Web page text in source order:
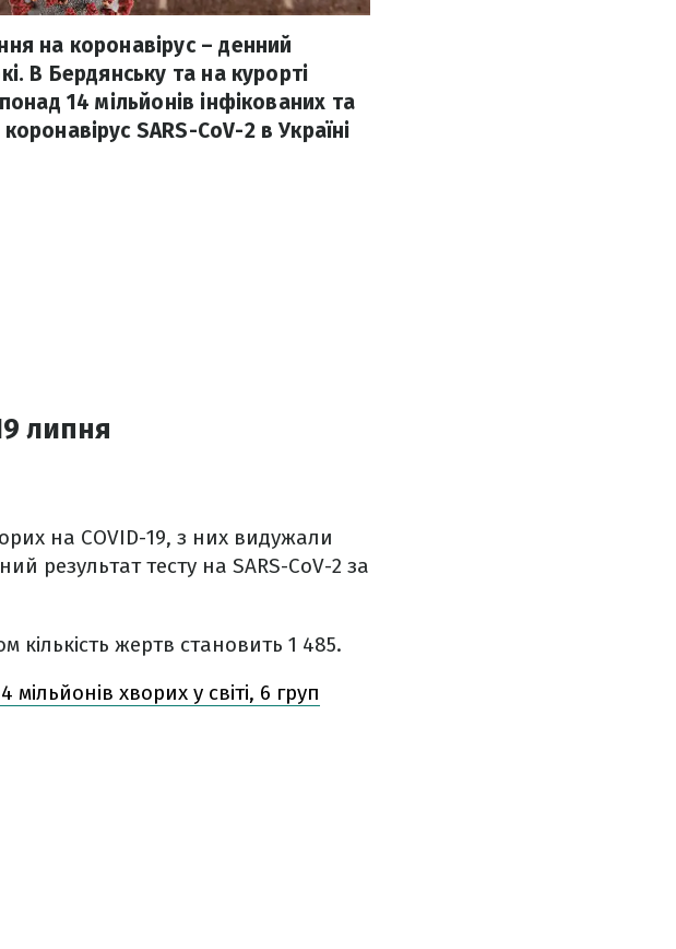
на коронавірус – денний
В Бердянську та на курорті
14 мільйонів інфікованих та
SARS-CoV-2 в Україні
липня
на COVID-19, з них видужали
результат тесту на SARS-CoV-2 за
жертв становить 1 485.
хворих у світі, 6 груп